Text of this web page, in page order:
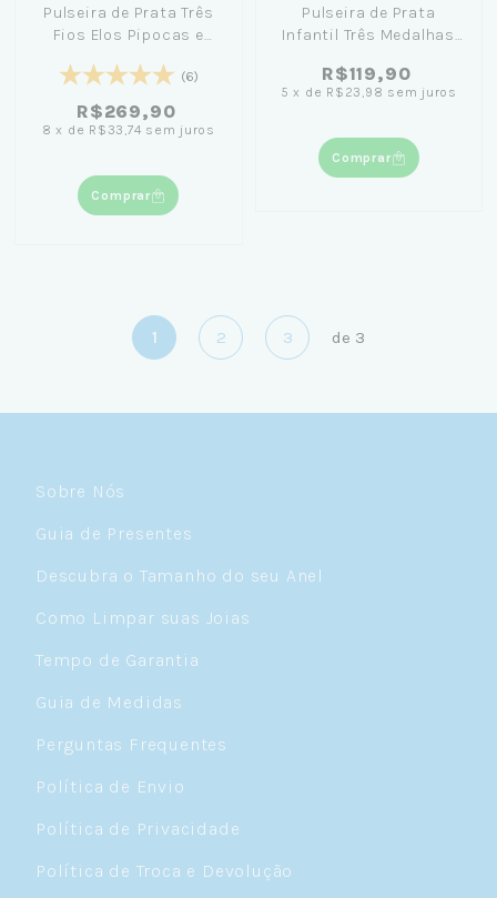
Pulseira de Prata Três
Fios Elos Pipocas e
(6)
R$269,90
8 x de R$33,74 sem juros
Comprar
Pulseira de Prata
Infantil Três Medalhas
R$119,90
5 x de R$23,98 sem juros
Comprar
1 2 3 de 3
Sobre Nós
Guia de Presentes
Descubra o Tamanho do seu Anel
Como Limpar suas Joias
Tempo de Garantia
Guia de Medidas
Perguntas Frequentes
Política de Envio
Política de Privacidade
Política de Troca e Devolução